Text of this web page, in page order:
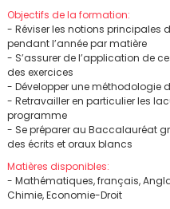
Objectifs de la formation:
- Réviser les notions principales
pendant l’année par matière
- S’assurer de l’application de
des exercices
- Développer une méthodologie
- Retravailler en particulier les
programme
- Se préparer au Baccalauréat
des écrits et oraux blancs
Matières disponibles:
- Mathématiques, français,
Chimie, Economie-Droit